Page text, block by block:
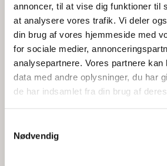
annoncer, til at vise dig funktioner til
at analysere vores trafik. Vi deler
din brug af vores hjemmeside med
for sociale medier,
analysepartnere. Vores partnere kan
data med andre oplysninger, du har
de har indsamlet fra din brug af
Nødvendig
Jeg accepterer behandlingen af mine
henhold tilprivatlivspolitikken